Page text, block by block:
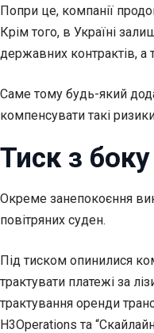
Попри це, компанії
Крім того, в Україні
державних контрактів, а
Саме тому будь-який
компенсувати такі
Тиск з
Окреме занепокоєння
повітряних суден.
Під тиском опинилися
трактувати платежі за
трактування оренди
Н3Operations та